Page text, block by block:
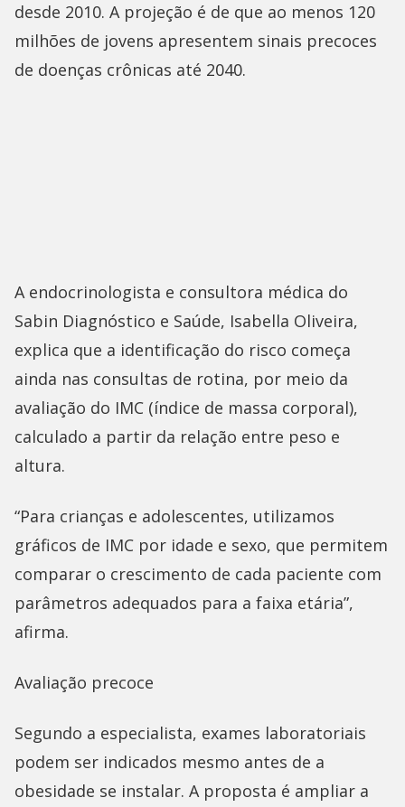
desde 2010. A projeção é de que ao menos 120
milhões de jovens apresentem sinais precoces
de doenças crônicas até 2040.
A endocrinologista e consultora médica do
Sabin Diagnóstico e Saúde, Isabella Oliveira,
explica que a identificação do risco começa
ainda nas consultas de rotina, por meio da
avaliação do IMC (índice de massa corporal),
calculado a partir da relação entre peso e
altura.
“Para crianças e adolescentes, utilizamos
gráficos de IMC por idade e sexo, que permitem
comparar o crescimento de cada paciente com
parâmetros adequados para a faixa etária”,
afirma.
Avaliação precoce
Segundo a especialista, exames laboratoriais
podem ser indicados mesmo antes de a
obesidade se instalar. A proposta é ampliar a